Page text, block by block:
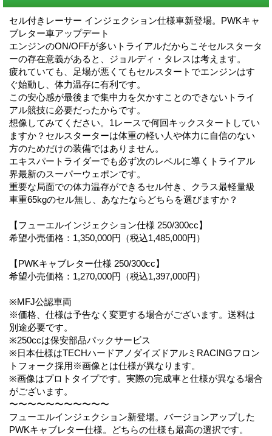
セル付きレーサー インジェクション仕様車新登場。PWKキャ
ブレター車アップデート
エンジンのON/OFFが多いトライアルだからこそセルスタータ
ーの存在意義があると、ジョルディ・タレスは考えます。
疲れていても、足場が悪くてもセルスタートでエンジンはす
ぐ始動し、体力温存に有利です。
この安心感が最後まで集中力を欠かすことのできないトライ
アル競技に必要だったからです。
想像してみてください。1レースで何回キックスタートしてい
ますか？セルスターターは体重の軽い人や体力に自信のない
方のためだけの装備ではありません。
エキスパートライダーでも必ず次のレベルに導くトライアル
界最新のスーパーウェポンです。
重要な局面での体力温存ができるセル付き、クラス最軽量級
車重65kgのセル無し、あなたならどちらを選びますか？
【フューエルインジェクション仕様 250/300cc】
希望小売価格：1,350,000円（税込1,485,000円）
【PWKキャブレター仕様 250/300cc】
希望小売価格：1,270,000円（税込1,397,000円）
※MFJ公認車両
※価格、仕様は予告なく変更する場合がございます。送料は
別途必要です。
※250ccは保安部品パックサービス
※日本仕様はTECHハードアノダイズドアルミRACINGフロン
トフォーク採用※画像とは仕様が異なります。
※画像はプロトタイプです。実際の完成車と仕様が異なる場合
がございます。
〜〜〜〜〜〜〜〜〜〜〜
フューエルインジェクション新登場。バージョンアップした
PWKキャブレター仕様。どちらの仕様も最高の選択です。